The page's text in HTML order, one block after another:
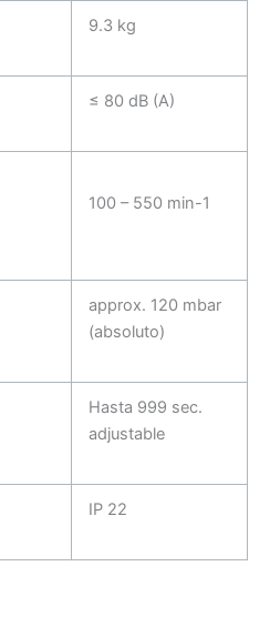
9.3 kg
≤ 80 dB (A)
100 – 550 min-1
approx. 120 mbar
(absoluto)
Hasta 999 sec.
adjustable
IP 22